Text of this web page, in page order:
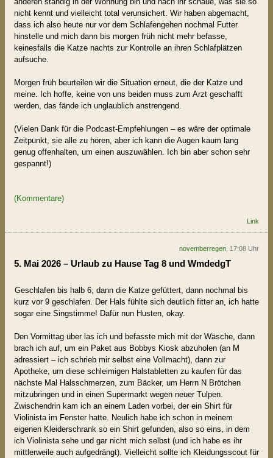
nicht kennt und vielleicht total verunsichert. Wir haben abgemacht,
dass ich also heute nur vor dem Schlafengehen nochmal Futter
hinstelle und mich dann bis morgen früh nicht mehr befasse,
keinesfalls die Katze nachts zur Kontrolle an ihren Schlafplätzen
aufsuche.
Morgen früh beurteilen wir die Situation erneut, die der Katze und
meine. Ich hoffe, keine von uns beiden muss zum Arzt geschafft
werden, das fände ich unglaublich anstrengend.
(Vielen Dank für die Podcast-Empfehlungen – es wäre der optimale
Zeitpunkt, sie alle zu hören, aber ich kann die Augen kaum lang
genug offenhalten, um einen auszuwählen. Ich bin aber schon sehr
gespannt!)
(Kommentare)
Link
novemberregen , 17:08 Uhr
5. Mai 2026 – Urlaub zu Hause Tag 8 und WmdedgT
Geschlafen bis halb 6, dann die Katze gefüttert, dann nochmal bis
kurz vor 9 geschlafen. Der Hals fühlte sich deutlich fitter an, ich hatte
sogar eine Singstimme! Dafür nun Husten, okay.
Den Vormittag über las ich und befasste mich mit der Wäsche, dann
brach ich auf, um ein Paket aus Bobbys Kiosk abzuholen (an M
adressiert – ich schrieb mir selbst eine Vollmacht), dann zur
Apotheke, um diese schleimigen Halstabletten zu kaufen für das
nächste Mal Halsschmerzen, zum Bäcker, um Herrn N Brötchen
mitzubringen und in einen Supermarkt wegen neuer Tulpen.
Zwischendrin kam ich an einem Laden vorbei, der ein Shirt für
Violinista im Fenster hatte. Neulich habe ich schon in meinem
eigenen Kleiderschrank so ein Shirt gefunden, also so eins, in dem
ich Violinista sehe und gar nicht mich selbst (und ich habe es ihr
mittlerweile auch aufgedrängt). Vielleicht sollte ich Kleidungsscout für